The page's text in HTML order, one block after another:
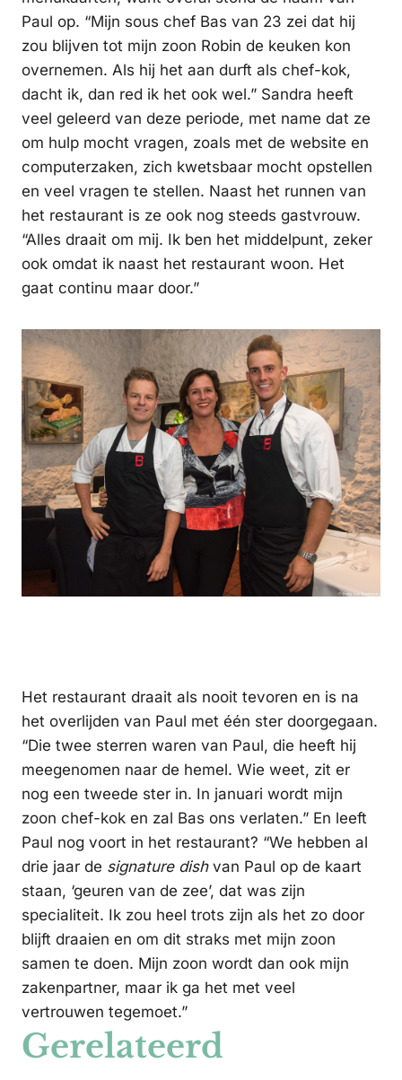
Paul op. “Mijn sous chef Bas van 23 zei dat hij
zou blijven tot mijn zoon Robin de keuken kon
overnemen. Als hij het aan durft als chef-kok,
dacht ik, dan red ik het ook wel.” Sandra heeft
veel geleerd van deze periode, met name dat ze
om hulp mocht vragen, zoals met de website en
computerzaken, zich kwetsbaar mocht opstellen
en veel vragen te stellen. Naast het runnen van
het restaurant is ze ook nog steeds gastvrouw.
“Alles draait om mij. Ik ben het middelpunt, zeker
ook omdat ik naast het restaurant woon. Het
gaat continu maar door.”
Het restaurant draait als nooit tevoren en is na
het overlijden van Paul met één ster doorgegaan.
“Die twee sterren waren van Paul, die heeft hij
meegenomen naar de hemel. Wie weet, zit er
nog een tweede ster in. In januari wordt mijn
zoon chef-kok en zal Bas ons verlaten.” En leeft
Paul nog voort in het restaurant? “We hebben al
drie jaar de signature dishvan Paul op de kaart
staan, ‘geuren van de zee’, dat was zijn
specialiteit. Ik zou heel trots zijn als het zo door
blijft draaien en om dit straks met mijn zoon
samen te doen. Mijn zoon wordt dan ook mijn
zakenpartner, maar ik ga het met veel
vertrouwen tegemoet.”
Gerelateerd